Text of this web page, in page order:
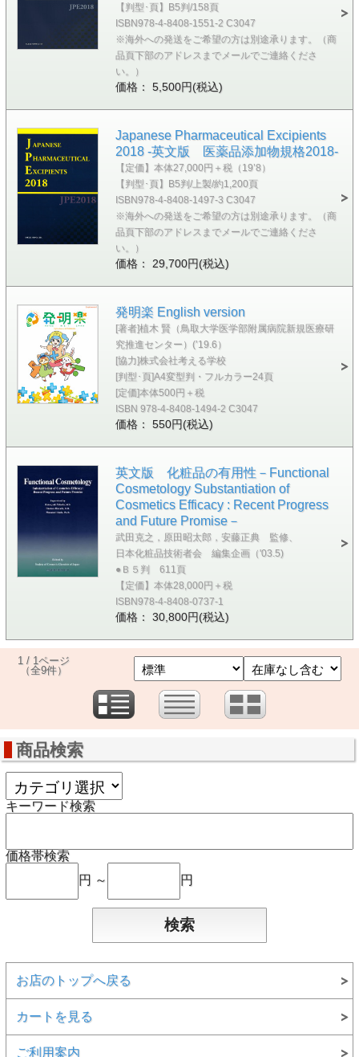
【判型･頁】B5判/158頁
ISBN978-4-8408-1551-2 C3047
※海外への発送をご希望の方は別途承ります。（商
品頁下部のアドレスまでメールでご連絡くださ
い。）
価格： 5,500円(税込)
Japanese Pharmaceutical Excipients
2018 -英文版 医薬品添加物規格2018-
【定価】本体27,000円＋税（19’8）
【判型･頁】B5判/上製/約1,200頁
ISBN978-4-8408-1497-3 C3047
※海外への発送をご希望の方は別途承ります。（商
品頁下部のアドレスまでメールでご連絡くださ
い。）
価格： 29,700円(税込)
発明楽 English version
[著者]植木 賢（鳥取大学医学部附属病院新規医療研
究推進センター）(’19.6）
[協力]株式会社考える学校
[判型･頁]A4変型判・フルカラー24頁
[定価]本体500円＋税
ISBN 978-4-8408-1494-2 C3047
価格： 550円(税込)
英文版 化粧品の有用性－Functional
Cosmetology Substantiation of
Cosmetics Efficacy : Recent Progress
and Future Promise－
武田克之，原田昭太郎，安藤正典 監修、
日本化粧品技術者会 編集企画（'03.5)
●Ｂ５判 611頁
【定価】本体28,000円＋税
ISBN978-4-8408-0737-1
価格： 30,800円(税込)
1 / 1ページ
（全9件）
商品検索
キーワード検索
価格帯検索
円 ～
円
お店のトップへ戻る
カートを見る
ご利用案内